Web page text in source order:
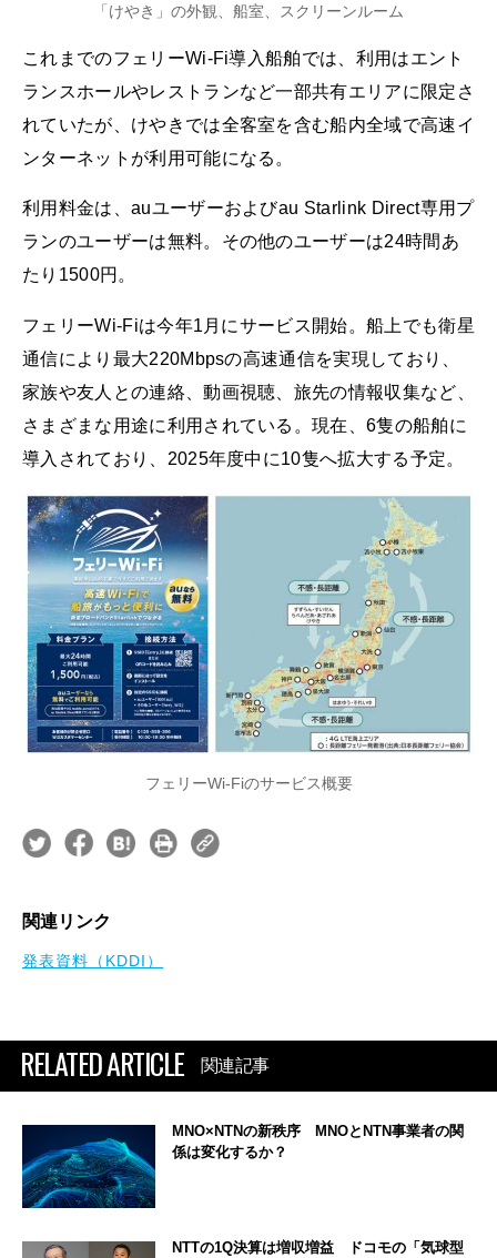
「けやき」の外観、船室、スクリーンルーム
これまでのフェリーWi-Fi導入船舶では、利用はエント
ランスホールやレストランなど一部共有エリアに限定さ
れていたが、けやきでは全客室を含む船内全域で高速イ
ンターネットが利用可能になる。
利用料金は、auユーザーおよびau Starlink Direct専用プ
ランのユーザーは無料。その他のユーザーは24時間あ
たり1500円。
フェリーWi-Fiは今年1月にサービス開始。船上でも衛星
通信により最大220Mbpsの高速通信を実現しており、
家族や友人との連絡、動画視聴、旅先の情報収集など、
さまざまな用途に利用されている。現在、6隻の船舶に
導入されており、2025年度中に10隻へ拡大する予定。
フェリーWi-Fiのサービス概要
関連リンク
発表資料（KDDI）
RELATED ARTICLE 関連記事
MNO×NTNの新秩序 MNOとNTN事業者の関
係は変化するか？
NTTの1Q決算は増収増益 ドコモの「気球型